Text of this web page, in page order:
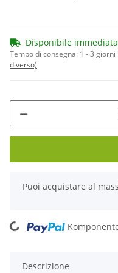
Disponibile
Tempo di consegna: 1 - 3
diverso)
x
Puoi acquistare al
Loading...
Descrizione